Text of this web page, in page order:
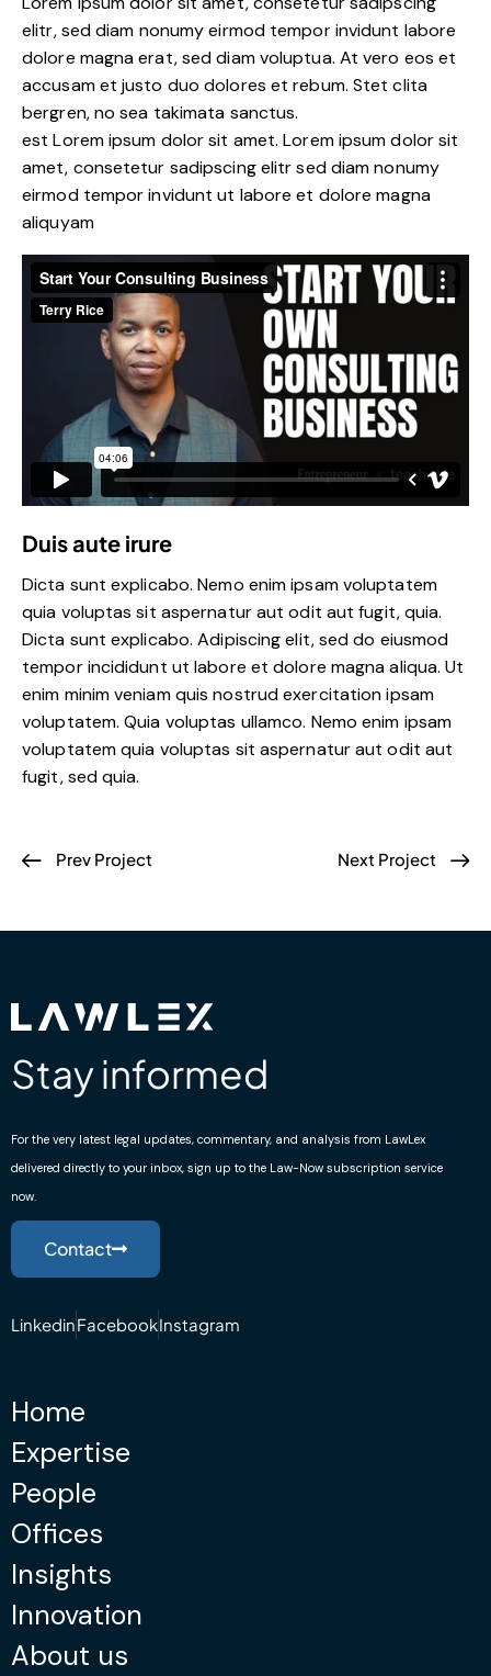
elitr, sed diam nonumy eirmod tempor invidunt labore
dolore magna erat, sed diam voluptua. At vero eos et
accusam et justo duo dolores et rebum. Stet clita
bergren, no sea takimata sanctus.
est Lorem ipsum dolor sit amet. Lorem ipsum dolor sit
amet, consetetur sadipscing elitr sed diam nonumy
eirmod tempor invidunt ut labore et dolore magna
aliquyam
Duis aute irure
Dicta sunt explicabo. Nemo enim ipsam voluptatem
quia voluptas sit aspernatur aut odit aut fugit, quia.
Dicta sunt explicabo. Adipiscing elit, sed do eiusmod
tempor incididunt ut labore et dolore magna aliqua. Ut
enim minim veniam quis nostrud exercitation ipsam
voluptatem. Quia voluptas ullamco. Nemo enim ipsam
voluptatem quia voluptas sit aspernatur aut odit aut
fugit, sed quia.
Prev Project Next Project
Stay informed
For the very latest legal updates, commentary, and analysis from LawLex
delivered directly to your inbox, sign up to the Law-Now subscription service
now.
Contact
LinkedinFacebookInstagram
Home
Expertise
People
Offices
Insights
Innovation
About us